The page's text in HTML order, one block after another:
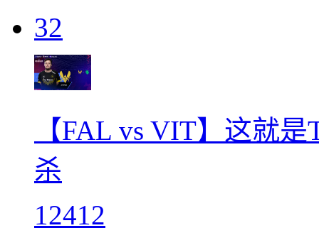
32
【FAL vs VIT】这就
杀
12412